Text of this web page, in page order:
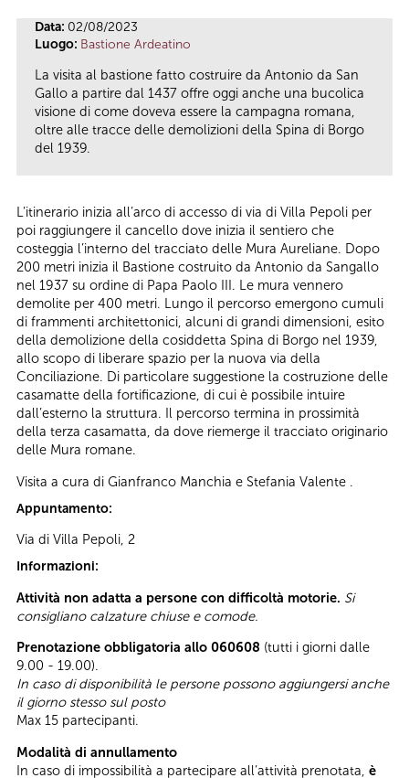
Data: 02/08/2023
Luogo: Bastione Ardeatino
La visita al bastione fatto costruire da Antonio da San
Gallo a partire dal 1437 offre oggi anche una bucolica
visione di come doveva essere la campagna romana,
oltre alle tracce delle demolizioni della Spina di Borgo
del 1939.
L’itinerario inizia all’arco di accesso di via di Villa Pepoli per
poi raggiungere il cancello dove inizia il sentiero che
costeggia l’interno del tracciato delle Mura Aureliane. Dopo
200 metri inizia il Bastione costruito da Antonio da Sangallo
nel 1937 su ordine di Papa Paolo III. Le mura vennero
demolite per 400 metri. Lungo il percorso emergono cumuli
di frammenti architettonici, alcuni di grandi dimensioni, esito
della demolizione della cosiddetta Spina di Borgo nel 1939,
allo scopo di liberare spazio per la nuova via della
Conciliazione. Di particolare suggestione la costruzione delle
casamatte della fortificazione, di cui è possibile intuire
dall’esterno la struttura. Il percorso termina in prossimità
della terza casamatta, da dove riemerge il tracciato originario
delle Mura romane.
Visita a cura di Gianfranco Manchia e Stefania Valente .
Appuntamento:
Via di Villa Pepoli, 2
Informazioni:
Attività non adatta a persone con difficoltà motorie. Si
consigliano calzature chiuse e comode.
Prenotazione obbligatoria allo 060608 (tutti i giorni dalle
9.00 - 19.00).
In caso di disponibilità le persone possono aggiungersi anche
il giorno stesso sul posto
Max 15 partecipanti.
Modalità di annullamento
In caso di impossibilità a partecipare all’attività prenotata, è